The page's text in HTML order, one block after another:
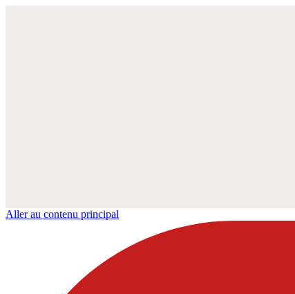
Aller au contenu principal